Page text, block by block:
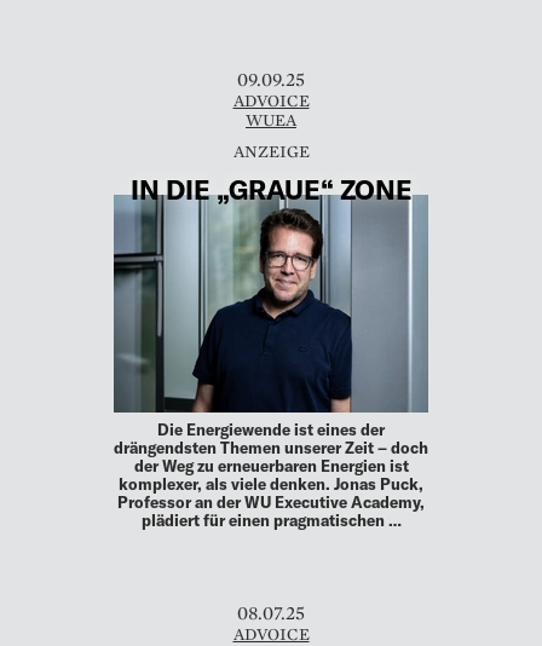
09.09.25
ADVOICE
WUEA
IN DIE „GRAUE“ ZONE
Die Energiewende ist eines der
drängendsten Themen unserer Zeit – doch
der Weg zu erneuerbaren Energien ist
komplexer, als viele denken. Jonas Puck,
Professor an der WU Executive Academy,
plädiert für einen pragmatischen …
08.07.25
ADVOICE